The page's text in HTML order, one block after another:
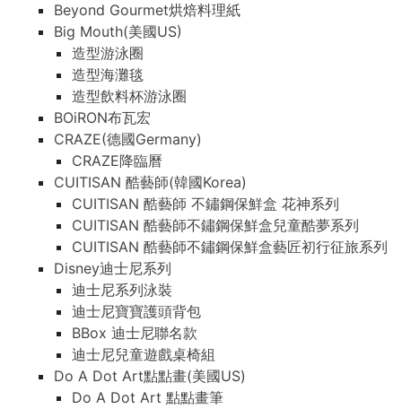
Beyond Gourmet烘焙料理紙
Big Mouth(美國US)
造型游泳圈
造型海灘毯
造型飲料杯游泳圈
BOiRON布瓦宏
CRAZE(德國Germany)
CRAZE降臨曆
CUITISAN 酷藝師(韓國Korea)
CUITISAN 酷藝師 不鏽鋼保鮮盒 花神系列
CUITISAN 酷藝師不鏽鋼保鮮盒兒童酷夢系列
CUITISAN 酷藝師不鏽鋼保鮮盒藝匠初行征旅系列
Disney迪士尼系列
迪士尼系列泳裝
迪士尼寶寶護頭背包
BBox 迪士尼聯名款
迪士尼兒童遊戲桌椅組
Do A Dot Art點點畫(美國US)
Do A Dot Art 點點畫筆